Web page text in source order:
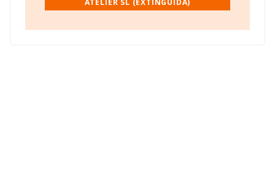
y se calcula un promedio de facturación de 709 mil
adicional de interés, la media de empleados es de 5; la
ATELIER SL (EXTINGUIDA)